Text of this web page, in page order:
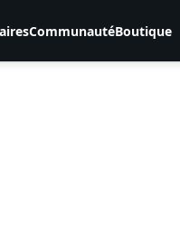
CommunautéBoutique